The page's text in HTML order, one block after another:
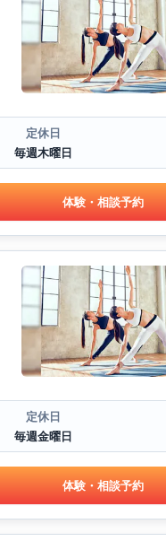
定休日
毎週木曜日
体験・相談予約
定休日
毎週金曜日
体験・相談予約